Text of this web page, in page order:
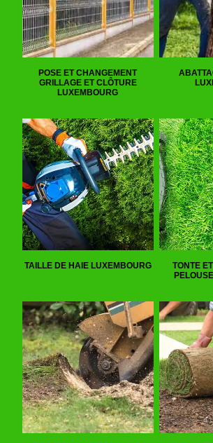
POSE ET CHANGEMENT
GRILLAGE ET CLÔTURE
LUXEMBOURG
TAILLE DE HAIE LUXEMBOURG
TONTE